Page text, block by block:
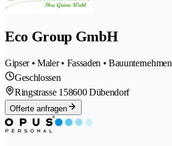
Eco Group GmbH
Gipser • Maler • Fassaden • Bauunternehmen
Geschlossen
Ringstrasse 158600 Dübendorf
Offerte anfragen